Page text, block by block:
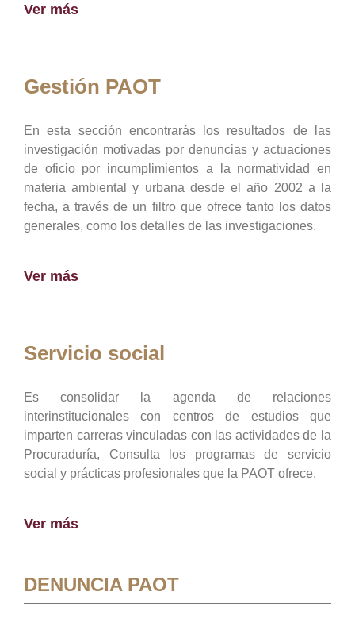
Ver más
Gestión PAOT
En esta sección encontrarás los resultados de las
investigación motivadas por denuncias y actuaciones
de oficio por incumplimientos a la normatividad en
materia ambiental y urbana desde el año 2002 a la
fecha, a través de un filtro que ofrece tanto los datos
generales, como los detalles de las investigaciones.
Ver más
Servicio social
Es consolidar la agenda de relaciones
interinstitucionales con centros de estudios que
imparten carreras vinculadas con las actividades de la
Procuraduría, Consulta los programas de servicio
social y prácticas profesionales que la PAOT ofrece.
Ver más
DENUNCIA PAOT